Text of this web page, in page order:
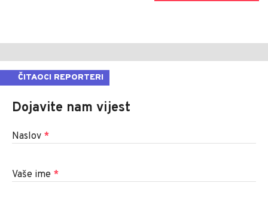
ČITAOCI REPORTERI
Dojavite nam vijest
Naslov *
Vaše ime *